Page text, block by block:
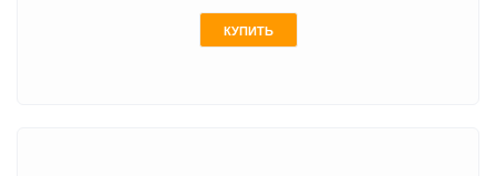
КУПИТЬ